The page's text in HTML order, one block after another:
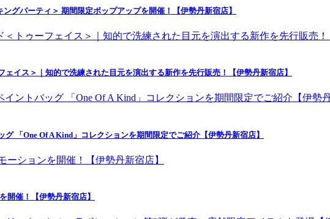
グパーティ＞ 期間限定ポップアップを開催！【伊勢丹新宿店】
イス＞｜知的で洗練された目元を演出する新作を先行販売！【伊勢丹新宿店】
「One Of A Kind」コレクションを期間限定でご紹介【伊勢丹新宿店】
開催！【伊勢丹新宿店】